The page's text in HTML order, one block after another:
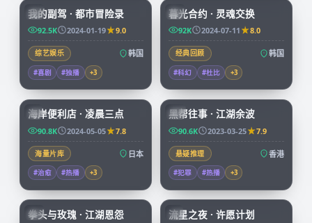
KR
我的副驾 · 都市冒险录
92.5K 2024-01-19 9.0
综艺娱乐 韩国
#喜剧 #独播 +3
KR
暮光合约 · 灵魂交换
92K 2024-07-11 8.0
经典回顾 韩国
#科幻 #杜比 +3
JP
52:28
海岸便利店 · 凌晨三点
90.8K 2024-05-05 7.8
海量片库 日本
#治愈 #热播 +3
HK
99:41
黑帮往事 · 江湖余波
90.6K 2023-03-25 7.9
悬疑推理 香港
#犯罪 #热播 +3
KR
拳头与玫瑰 · 江湖恩怨 JP
流星之夜 · 许愿计划